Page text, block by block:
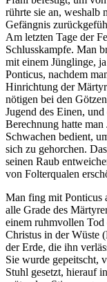
rührte sie an, weshalb
Gefängnis
Am letzten Tage der
Schlusskampfe. Man
mit einem Jünglinge,
Ponticus, nachdem
Hinrichtung der
nötigen bei den
Jugend des Einen,
Berechnung hatte
Schwachen bedient,
sich zu gehorchen.
seinen Raub
von Folterqualen
Man fing mit Ponticus
alle Grade des
einem ruhmvollen
Christus in der Wüste
der Erde, die ihn
Sie wurde gepeitscht,
Stuhl gesetzt, hierauf